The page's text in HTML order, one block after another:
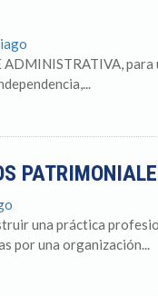
una práctica
por una organización...